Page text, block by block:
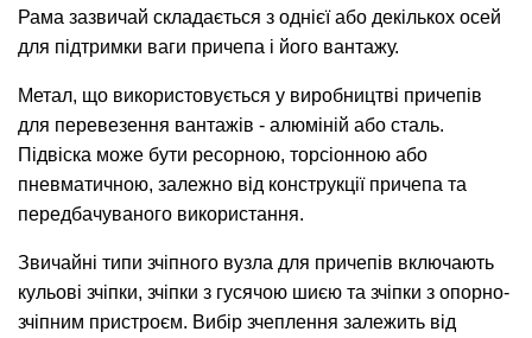
Рама зазвичай складається з однієї або декількох осей
для підтримки ваги причепа і його вантажу.
Метал, що використовується у виробництві причепів
для перевезення вантажів - алюміній або сталь.
Підвіска може бути ресорною, торсіонною або
пневматичною, залежно від конструкції причепа та
передбачуваного використання.
Звичайні типи зчіпного вузла для причепів включають
кульові зчіпки, зчіпки з гусячою шиєю та зчіпки з опорно-
зчіпним пристроєм. Вибір зчеплення залежить від